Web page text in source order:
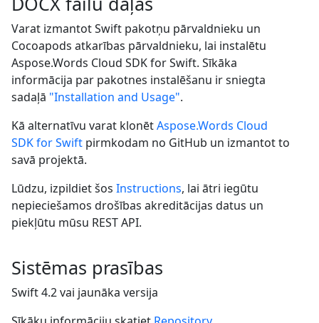
Varat izmantot Swift pakotņu pārvaldnieku un
Cocoapods atkarības pārvaldnieku, lai instalētu
Aspose.Words Cloud SDK for Swift. Sīkāka
informācija par pakotnes instalēšanu ir sniegta
sadaļā "Installation and Usage".
Kā alternatīvu varat klonētAspose.Words Cloud
SDK for Swift pirmkodam no GitHub un izmantot to
savā projektā.
Lūdzu, izpildiet šos Instructions, lai ātri iegūtu
nepieciešamos drošības akreditācijas datus un
piekļūtu mūsu REST API.
Sistēmas prasības
Swift 4.2 vai jaunāka versija